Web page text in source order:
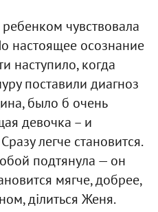
чувствовала
настоящее осознание
наступило, когда
поставили диагноз
было б очень
девочка – и
легче становится.
подтянула — он
мягче, добрее,
ділиться Женя.